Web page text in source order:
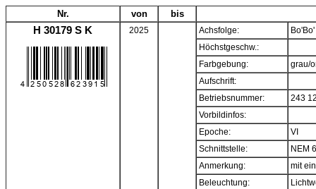
Nr. von bis
H 30179 S K 2025 Achsfolge:
Bo'Bo'
Höchstgeschw.:
Farbgebung:
grau/
Aufschrift:
Betriebsnummer:
243
Vorbildinfos:
Epoche:
VI
Schnittstelle:
NEM
Anmerkung:
mit
Beleuchtung: